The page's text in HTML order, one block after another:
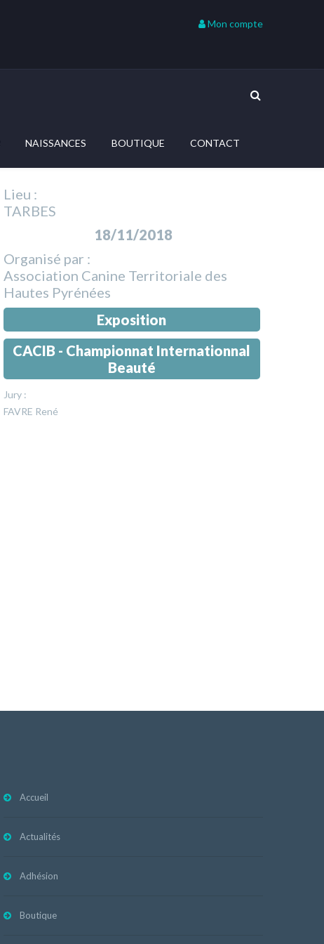
Mon compte
NAISSANCES BOUTIQUE CONTACT
Lieu :
TARBES
18/11/2018
Organisé par :
Association Canine Territoriale des
Hautes Pyrénées
Exposition
CACIB - Championnat Internationnal
Beauté
Jury :
FAVRE René
Accueil
Actualités
Adhésion
Boutique